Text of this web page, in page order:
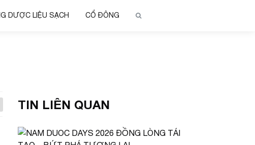
DƯỢC LIỆU SẠCH CỔ ĐÔNG
TIN LIÊN QUAN